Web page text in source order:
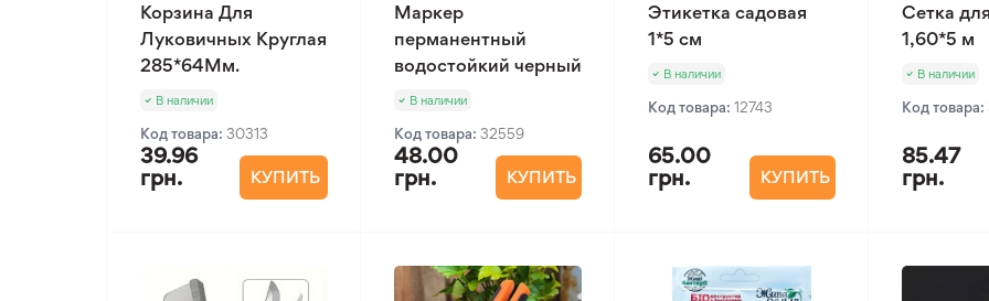
Корзина Для
Луковичных Круглая
285*64Мм.
В наличии
Код товара: 30313
39.96
грн.
КУПИТЬ
Маркер
перманентный
водостойкий черный
В наличии
Код товара: 32559
48.00
грн.
КУПИТЬ
Этикетка садовая
1*5 см
В наличии
Код товара: 12743
65.00
грн.
КУПИТЬ
Сетка
1,60*5 м
В наличии
Код товара:
85.47
грн.